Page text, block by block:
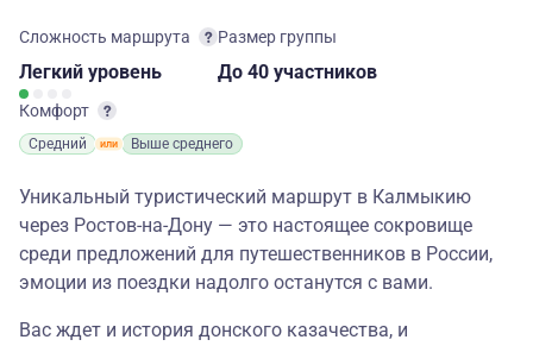
Сложность маршрута
Легкий уровень
Комфорт
Средний Выше среднего
Размер группы
до 40 участников
Уникальный туристический маршрут в Калмыкию
через Ростов-на-Дону — это настоящее сокровище
среди предложений для путешественников в России,
эмоции из поездки надолго останутся с вами.
Вас ждет и история донского казачества, и